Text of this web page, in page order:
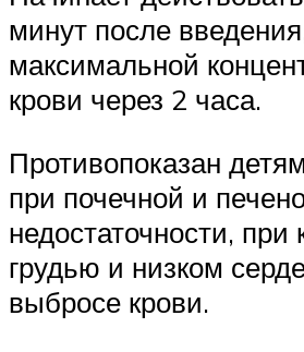
минут после
максимальной
крови через 2 часа.
Противопоказан
при почечной и
недостаточности, при
грудью и низком
выбросе крови.